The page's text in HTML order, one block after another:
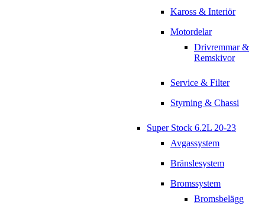
Kaross & Interiör
Motordelar
Drivremmar &
Remskivor
Service & Filter
Styrning & Chassi
Super Stock 6.2L 20-23
Avgassystem
Bränslesystem
Bromssystem
Bromsbelägg